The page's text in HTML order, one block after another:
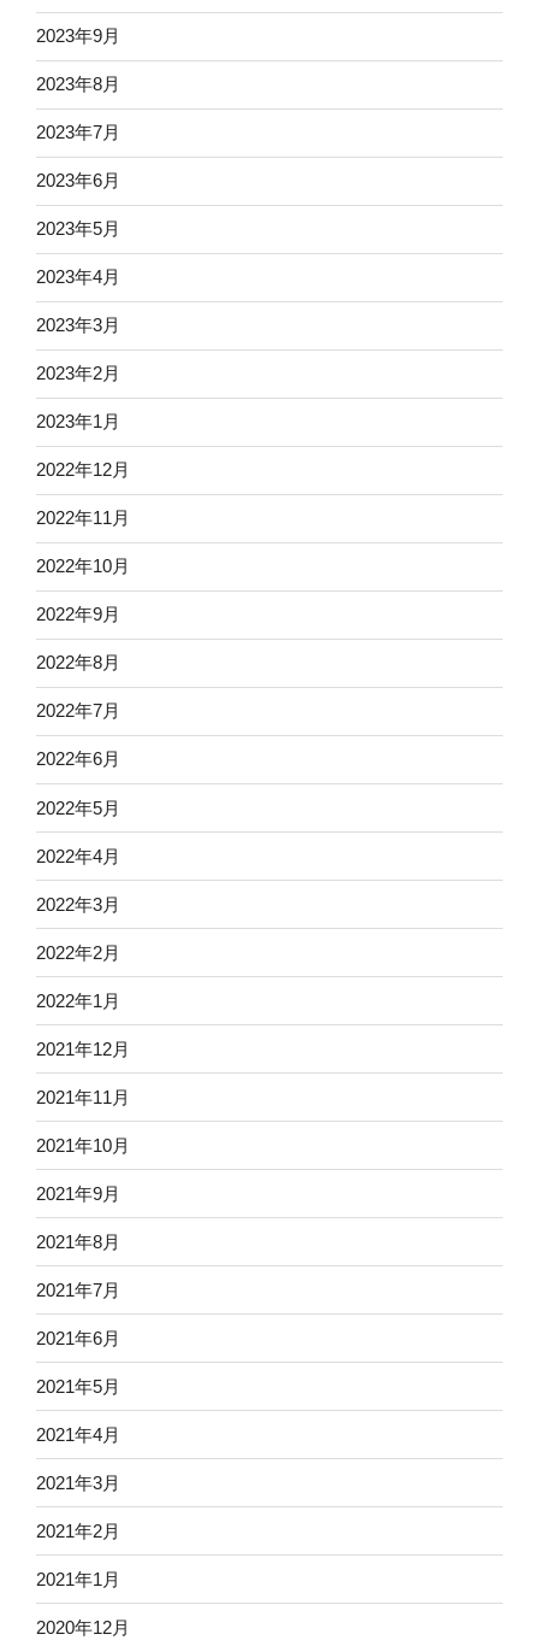
2023年9月
2023年8月
2023年7月
2023年6月
2023年5月
2023年4月
2023年3月
2023年2月
2023年1月
2022年12月
2022年11月
2022年10月
2022年9月
2022年8月
2022年7月
2022年6月
2022年5月
2022年4月
2022年3月
2022年2月
2022年1月
2021年12月
2021年11月
2021年10月
2021年9月
2021年8月
2021年7月
2021年6月
2021年5月
2021年4月
2021年3月
2021年2月
2021年1月
2020年12月